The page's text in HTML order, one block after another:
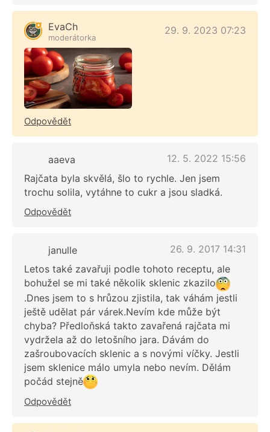
EvaCh
moderátorka
29. 9. 2023 07:23
Odpovědět
aaeva
12. 5. 2022 15:56
Rajčata byla skvělá, šlo to rychle. Jen jsem
trochu solila, vytáhne to cukr a jsou sladká.
Odpovědět
janulle
26. 9. 2017 14:31
Letos také zavařuji podle tohoto receptu, ale
bohužel se mi také několik sklenic zkazilo
.Dnes jsem to s hrůzou zjistila, tak váhám jestli
ještě udělat pár várek.Nevím kde může být
chyba? Předloňská takto zavařená rajčata mi
vydržela až do letošního jara. Dávám do
zašroubovacích sklenic a s novými víčky. Jestli
jsem sklenice málo umyla nebo nevím. Dělám
počád stejně
Odpovědět